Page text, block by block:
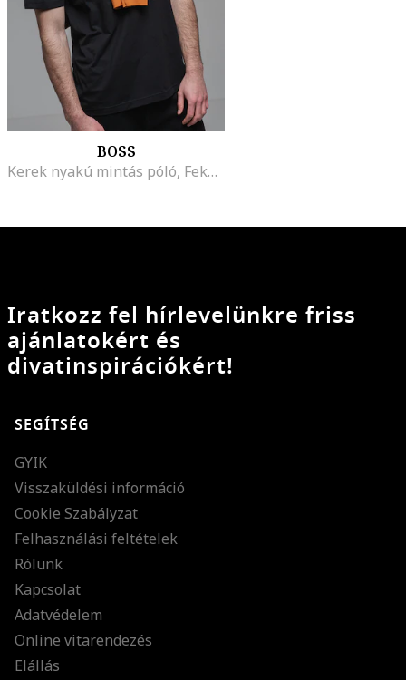
BOSS
Kerek nyakú mintás póló, Fekete/Világosszürke
Iratkozz fel hírlevelünkre friss
ajánlatokért és
divatinspirációkért!
SEGÍTSÉG
GYIK
Visszaküldési információ
Cookie Szabályzat
Felhasználási feltételek
Rólunk
Kapcsolat
Adatvédelem
Online vitarendezés
Elállás